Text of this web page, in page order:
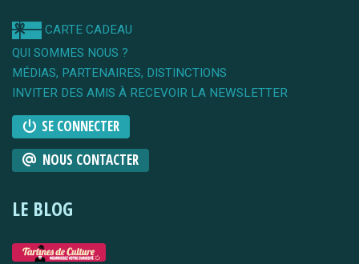
CARTE CADEAU
QUI SOMMES NOUS ?
MÉDIAS, PARTENAIRES, DISTINCTIONS
INVITER DES AMIS À RECEVOIR LA NEWSLETTER
SE CONNECTER
NOUS CONTACTER
LE BLOG